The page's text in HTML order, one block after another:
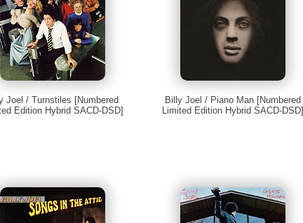
Joel / Turnstiles [Numbered
Edition Hybrid SACD-DSD]
Billy Joel / Piano Man [Numbered
Limited Edition Hybrid SACD-DSD]